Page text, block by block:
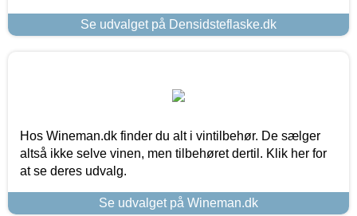
Se udvalget på Densidsteflaske.dk
Hos Wineman.dk finder du alt i vintilbehør. De sælger
altså ikke selve vinen, men tilbehøret dertil. Klik her for
at se deres udvalg.
Se udvalget på Wineman.dk